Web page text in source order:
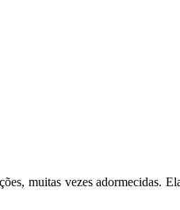
muitas vezes adormecidas.